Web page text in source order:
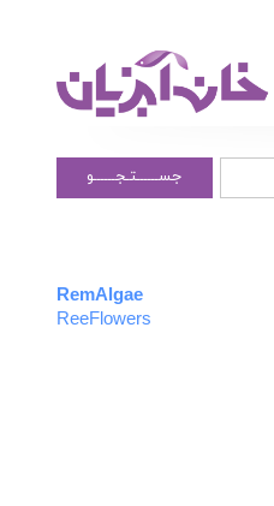
جســــــتـجــــــو
RemAlgae
ReeFlowers